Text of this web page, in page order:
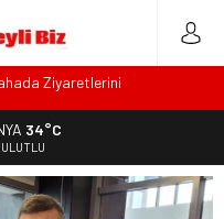
Ziyaretlerini
Verdi
patlaması sonucu hayatını
2 kişinin kimlikleri
34°C